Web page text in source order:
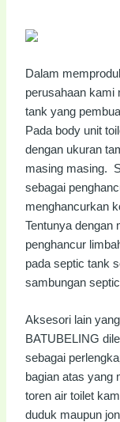
Dalam
perusahaan kami
tank yang
Pada body unit
dengan ukuran
masing masing.
sebagai
menghancurkan
Tentunya dengan
penghancur
pada septic tank
sambungan
Aksesori lain
BATUBELING
sebagai
bagian atas yang
toren air toilet
duduk maupun